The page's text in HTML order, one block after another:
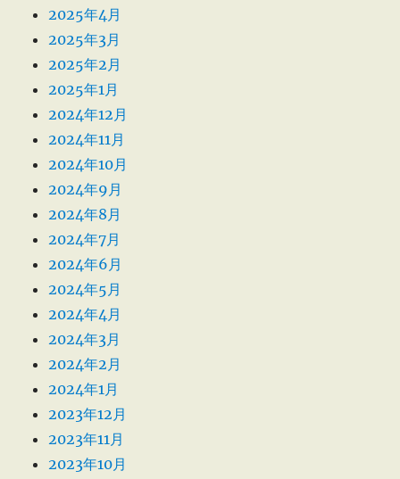
2025年4月
2025年3月
2025年2月
2025年1月
2024年12月
2024年11月
2024年10月
2024年9月
2024年8月
2024年7月
2024年6月
2024年5月
2024年4月
2024年3月
2024年2月
2024年1月
2023年12月
2023年11月
2023年10月